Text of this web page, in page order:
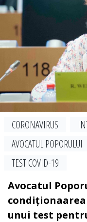
CORONAVIRUS
AVOCATUL POPORULUI
TEST COVID-19
Avocatul
unui test